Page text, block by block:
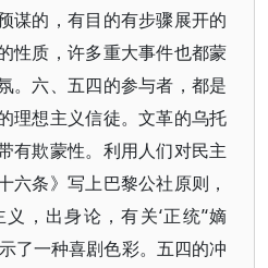
谋的，有目的有步骤展开的
性质，许多重大事件也都蒙
。六、五四的参与者，都是
理想主义信徒。文革的乌托
有欺蒙性。利用人们对民主
六条》写上巴黎公社原则，
，出身论，有关‘正统’‘嫡
了一种喜剧色彩。五四的冲